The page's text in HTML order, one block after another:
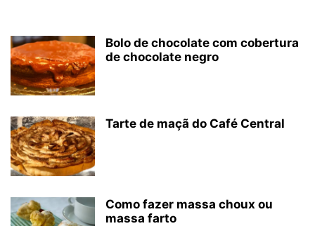
Bolo de chocolate com cobertura
de chocolate negro
Tarte de maçã do Café Central
Como fazer massa choux ou
massa farto